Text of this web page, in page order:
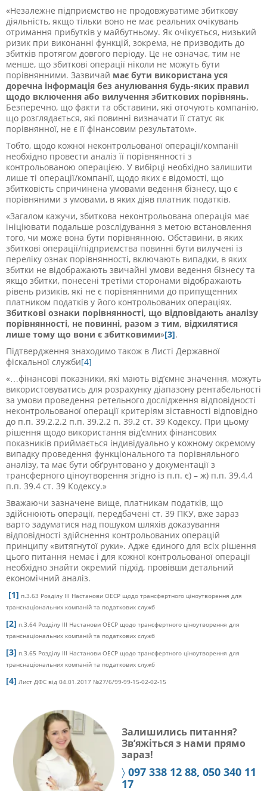
«Незалежне підприємство не продовжуватиме збиткову
діяльність, якщо тільки воно не має реальних очікувань
отримання прибутків у майбутньому. Як очікується, низький
ризик при виконанні функцій, зокрема, не призводить до
збитків протягом довгого періоду. Це не означає, тим не
менше, що збиткові операції ніколи не можуть бути
порівнянними. Зазвичай має бути використана уся
доречна інформація без анулювання будь-яких правил
щодо включення або вилучення збиткових порівнянь.
Безперечно, що факти та обставини, які оточують компанію,
що розглядається, які повинні визначати її статус як
порівнянної, не є її фінансовим результатом».
Тобто, щодо кожної неконтрольованої операції/компанії
необхідно провести аналіз її порівнянності з
контрольованою операцією. У вибірці необхідно залишити
лише ті операції/компанії, щодо яких є відомості, що
збитковість спричинена умовами ведення бізнесу, що є
порівняними з умовами, в яких діяв платник податків.
«Загалом кажучи, збиткова неконтрольована операція має
ініціювати подальше розслідування з метою встановлення
того, чи може вона бути порівнянною. Обставини, в яких
збиткові операції/підприємства повинні бути вилучені із
переліку ознак порівнянності, включають випадки, в яких
збитки не відображають звичайні умови ведення бізнесу та
якщо збитки, понесені третіми сторонами відображають
рівень ризиків, які не є порівнянними до припущенних
платником податків у його контрольованих операціях.
Збиткові ознаки порівнянності, що відповідають аналізу
порівнянності, не повинні, разом з тим, відхилятися
лише тому що вони є збитковими»[3].
Підтвердження знаходимо також в Листі Державної
фіскальної служби[4]
«…фінансові показники, які мають від’ємне значення, можуть
використовуватись для розрахунку діапазону рентабельності
за умови проведення ретельного дослідження відповідності
неконтрольованої операції критеріям зіставності відповідно
до п.п. 39.2.2.2 п.п. 39.2.2 п. 39.2 ст. 39 Кодексу. При цьому
рішення щодо використання від’ємних фінансових
показників приймається індивідуально у кожному окремому
випадку проведення функціонального та порівняльного
аналізу, та має бути обґрунтовано у документації з
трансферного ціноутворення згідно із п.п. є) – ж) п.п. 39.4.4
п.п. 39.4 ст. 39 Кодексу.»
Зважаючи зазначене вище, платникам податків, що
здійснюють операції, передбачені ст. 39 ПКУ, вже зараз
варто задуматися над пошуком шляхів доказування
відповідності здійснення контрольованих операцій
принципу «витягнутої руки». Адже єдиного для всіх рішення
цього питання немає і для кожної контрольованої операції
необхідно знайти окремий підхід, провівши детальний
економічний аналіз.
[1] п.3.63 Розділу ІІІ Настанови ОЕСР щодо трансфертного ціноутворення для
транснаціональних компаній та податкових служб
[2] п.3.64 Розділу ІІІ Настанови ОЕСР щодо трансфертного ціноутворення для
транснаціональних компаній та податкових служб
[3] п.3.65 Розділу ІІІ Настанови ОЕСР щодо трансфертного ціноутворення для
транснаціональних компаній та податкових служб
[4] Лист ДФС від 04.01.2017 №27/6/99-99-15-02-02-15
Залишились питання?
Зв’яжіться з нами прямо
зараз!
〉 097 338 12 88, 050 340 11
17